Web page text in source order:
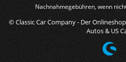
Nachnahmegebühren, wenn
© Classic Car Company - Der
Autos & US